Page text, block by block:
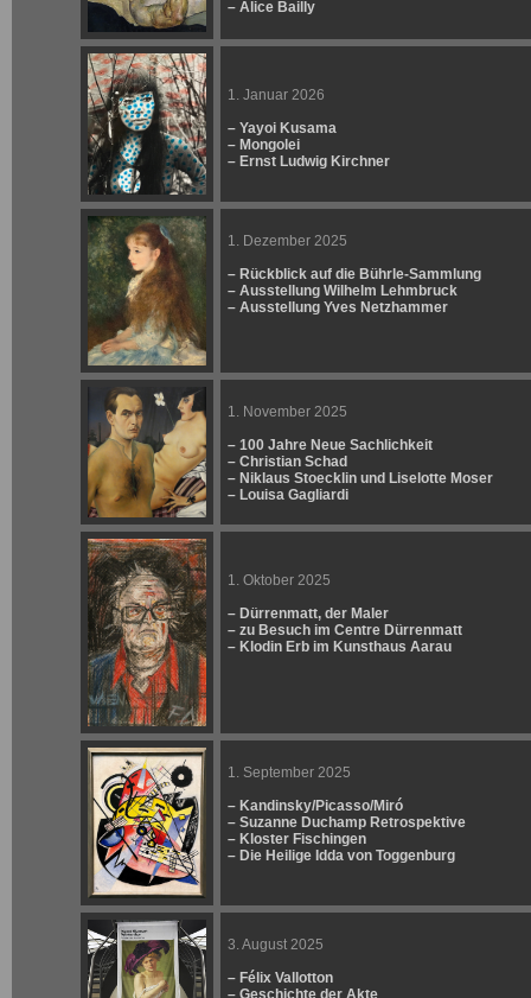
– Alice Bailly
1. Januar 2026
– Yayoi Kusama
– Mongolei
– Ernst Ludwig Kirchner
1. Dezember 2025
– Rückblick auf die Bührle-Sammlung
– Ausstellung Wilhelm Lehmbruck
– Ausstellung Yves Netzhammer
1. November 2025
– 100 Jahre Neue Sachlichkeit
– Christian Schad
– Niklaus Stoecklin und Liselotte Moser
– Louisa Gagliardi
1. Oktober 2025
– Dürrenmatt, der Maler
– zu Besuch im Centre Dürrenmatt
– Klodin Erb im Kunsthaus Aarau
1. September 2025
– Kandinsky/Picasso/Miró
– Suzanne Duchamp Retrospektive
– Kloster Fischingen
– Die Heilige Idda von Toggenburg
3. August 2025
– Félix Vallotton
– Geschichte der Akte